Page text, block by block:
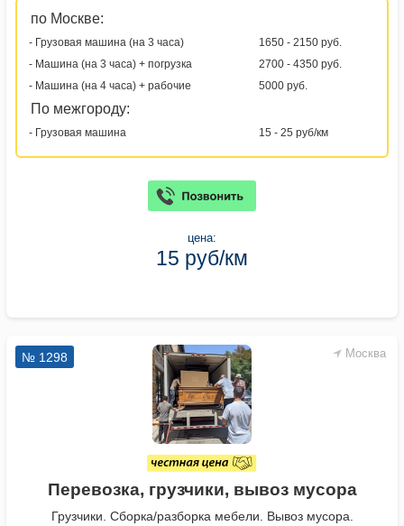
по Москве:
- Грузовая машина (на 3 часа)
1650 - 2150 руб.
- Машина (на 3 часа) + погрузка
2700 - 4350 руб.
- Машина (на 4 часа) + рабочие
5000 руб.
По межгороду:
- Грузовая машина 15 - 25 руб/км
цена:
15 руб/км
Москва
№ 1298
Перевозка, грузчики, вывоз мусора
Грузчики. Сборка/разборка мебели. Вывоз мусора.